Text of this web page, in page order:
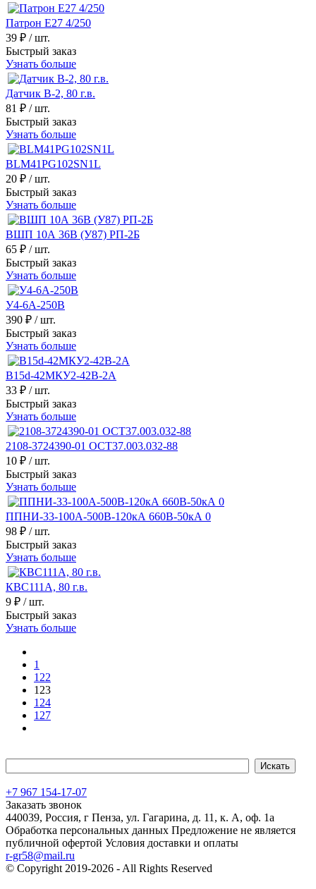
Патрон Е27 4/250
39 ₽ / шт.
Быстрый заказ
Узнать больше
Датчик В-2, 80 г.в.
81 ₽ / шт.
Быстрый заказ
Узнать больше
BLM41PG102SN1L
20 ₽ / шт.
Быстрый заказ
Узнать больше
ВШП 10А 36В (У87) РП-2Б
65 ₽ / шт.
Быстрый заказ
Узнать больше
У4-6А-250В
390 ₽ / шт.
Быстрый заказ
Узнать больше
В15d-42МКУ2-42В-2А
33 ₽ / шт.
Быстрый заказ
Узнать больше
2108-3724390-01 ОСТ37.003.032-88
10 ₽ / шт.
Быстрый заказ
Узнать больше
ППНИ-33-100А-500В-120кА 660В-50кА 0
98 ₽ / шт.
Быстрый заказ
Узнать больше
КВС111А, 80 г.в.
9 ₽ / шт.
Быстрый заказ
Узнать больше
1
122
123
124
127
+7 967 154-17-07
Заказать звонок
440039, Россия, г Пенза, ул. Гагарина, д. 11, к. А, оф. 1а
Обработка персональных данных Предложение не является
публичной офертой Условия доставки и оплаты
r-gr58@mail.ru
© Copyright 2019-2026 - All Rights Reserved